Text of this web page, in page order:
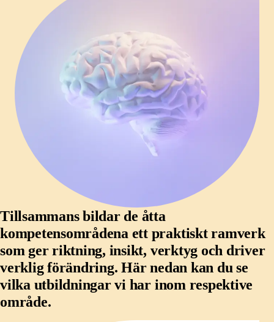
Tillsammans bildar de åtta
kompetensområdena ett praktiskt ramverk
som ger riktning, insikt, verktyg och driver
verklig förändring. Här nedan kan du se
vilka utbildningar vi har inom respektive
område.